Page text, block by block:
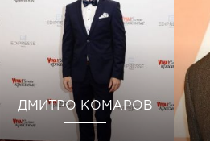
ДМИТРО КОМАРОВ